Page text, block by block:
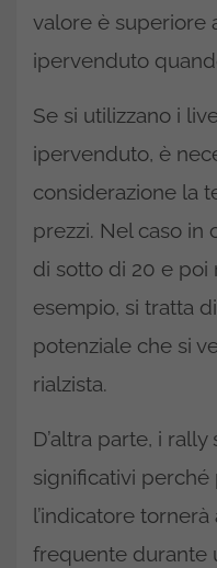
valore è superiore
ipervenduto
Se si utilizzano i
ipervenduto, è
considerazione la
prezzi. Nel caso in
di sotto di 20 e poi
esempio, si tratta
potenziale che si
rialzista.
D’altra parte, i
significativi
l’indicatore
frequente durante